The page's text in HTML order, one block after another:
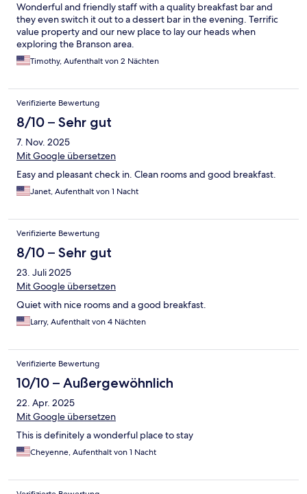
Wonderful and friendly staff with a quality breakfast bar and
they even switch it out to a dessert bar in the evening. Terrific
value property and our new place to lay our heads when
exploring the Branson area.
Timothy, Aufenthalt von 2 Nächten
Verifizierte Bewertung
8/10 – Sehr gut
7. Nov. 2025
Mit Google übersetzen
Easy and pleasant check in. Clean rooms and good breakfast.
Janet, Aufenthalt von 1 Nacht
Verifizierte Bewertung
8/10 – Sehr gut
23. Juli 2025
Mit Google übersetzen
Quiet with nice rooms and a good breakfast.
Larry, Aufenthalt von 4 Nächten
Verifizierte Bewertung
10/10 – Außergewöhnlich
22. Apr. 2025
Mit Google übersetzen
This is definitely a wonderful place to stay
Cheyenne, Aufenthalt von 1 Nacht